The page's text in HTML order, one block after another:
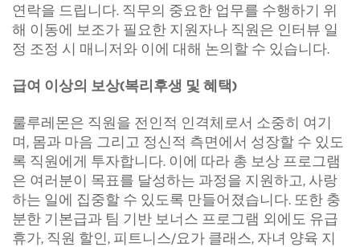
연락을 드립니다. 직무의 중요한 업무를 수행하기 위
해 이동에 보조가 필요한 지원자나 직원은 인터뷰 일
정 조정 시 매니저와 이에 대해 논의할 수 있습니다.
급여 이상의 보상(복리후생 및 혜택)
룰루레몬은 직원을 전인적 인격체로서 소중히 여기
며, 몸과 마음 그리고 정신적 측면에서 성장할 수 있도
록 직원에게 투자합니다. 이에 따라 총 보상 프로그램
은 여러분이 목표를 달성하는 과정을 지원하고, 사랑
하는 일에 집중할 수 있도록 만들어졌습니다. 또한 충
분한 기본급과 팀 기반 보너스 프로그램 외에도 유급
휴가, 직원 할인, 피트니스/요가 클래스, 자녀 양육 지